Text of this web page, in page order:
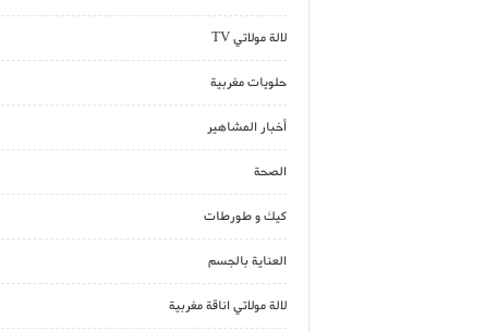
لالة مولاتي TV
حلويات مغربية
أخبار المشاهير
الصحة
كيك و طورطات
العناية بالجسم
لالة مولاتي اناقة مغربية